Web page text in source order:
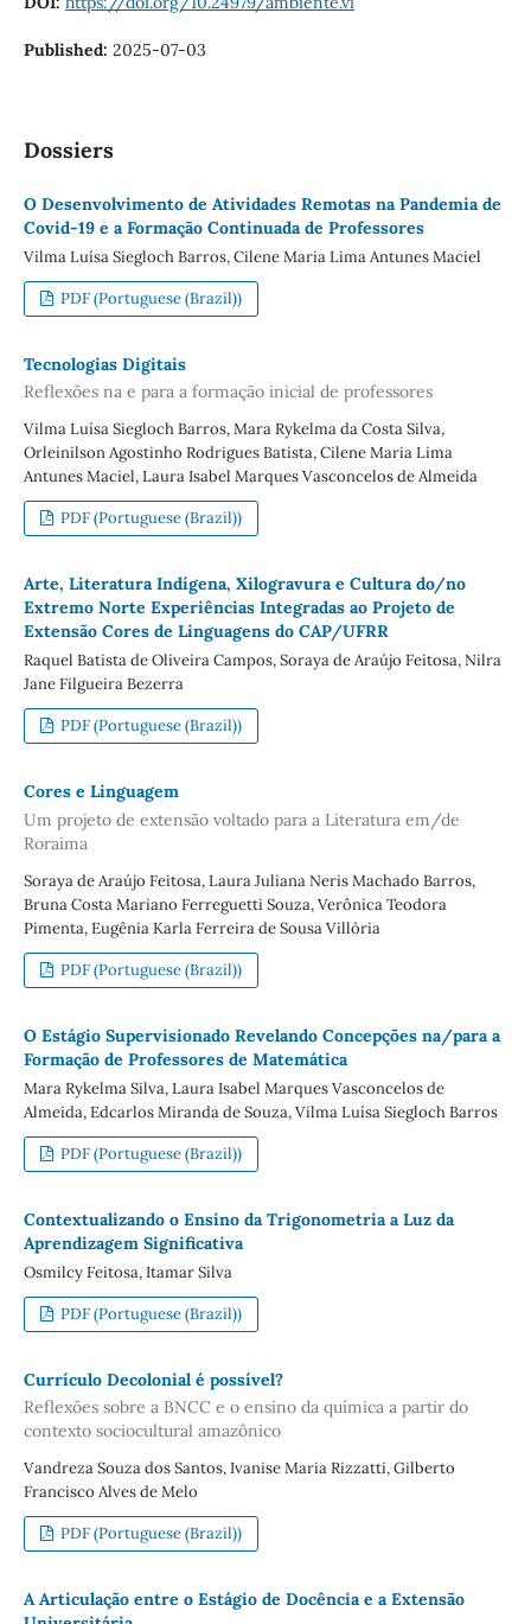
Published: 2025-07-03
Dossiers
O Desenvolvimento de Atividades Remotas na Pandemia de
Covid-19 e a Formação Continuada de Professores
Vilma Luísa Siegloch Barros, Cilene Maria Lima Antunes Maciel
PDF (Portuguese (Brazil))
Tecnologias Digitais
Reflexões na e para a formação inicial de professores
Vilma Luísa Siegloch Barros, Mara Rykelma da Costa Silva,
Orleinilson Agostinho Rodrigues Batista, Cilene Maria Lima
Antunes Maciel, Laura Isabel Marques Vasconcelos de Almeida
PDF (Portuguese (Brazil))
Arte, Literatura Indígena, Xilogravura e Cultura do/no
Extremo Norte Experiências Integradas ao Projeto de
Extensão Cores de Linguagens do CAP/UFRR
Raquel Batista de Oliveira Campos, Soraya de Araújo Feitosa, Nilra
Jane Filgueira Bezerra
PDF (Portuguese (Brazil))
Cores e Linguagem
Um projeto de extensão voltado para a Literatura em/de
Roraima
Soraya de Araújo Feitosa, Laura Juliana Neris Machado Barros,
Bruna Costa Mariano Ferreguetti Souza, Verônica Teodora
Pimenta, Eugênia Karla Ferreira de Sousa Villória
PDF (Portuguese (Brazil))
O Estágio Supervisionado Revelando Concepções na/para a
Formação de Professores de Matemática
Mara Rykelma Silva, Laura Isabel Marques Vasconcelos de
Almeida, Edcarlos Miranda de Souza, Vilma Luísa Siegloch Barros
PDF (Portuguese (Brazil))
Contextualizando o Ensino da Trigonometria a Luz da
Aprendizagem Significativa
Osmilcy Feitosa, Itamar Silva
PDF (Portuguese (Brazil))
Currículo Decolonial é possível?
Reflexões sobre a BNCC e o ensino da química a partir do
contexto sociocultural amazônico
Vandreza Souza dos Santos, Ivanise Maria Rizzatti, Gilberto
Francisco Alves de Melo
PDF (Portuguese (Brazil))
A Articulação entre o Estágio de Docência e a Extensão